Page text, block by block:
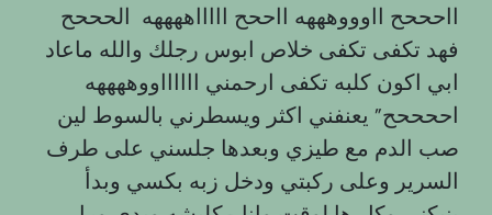
ااحححح ااوووهههه ااححح اااااههههه الحححح
فهد تكفى تكفى خلاص ابوس رجلك والله ماعاد
ابي اكون كلبه تكفى ارحمني ااااااووههههه
اححححح” يعنفني اكثر ويسطرني بالسوط لين
صب الدم مع طيزي وبعدها جلسني على طرف
السرير وعلى ركبتي ودخل زبه بكسي وبدأ